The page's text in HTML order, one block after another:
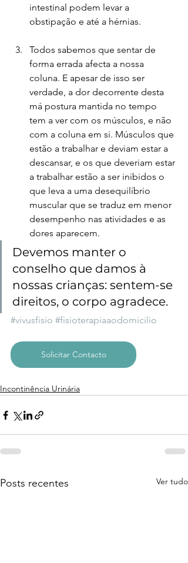
intestinal podem levar a
obstipação e até a hérnias.
Todos sabemos que sentar de
forma errada afecta a nossa
coluna. E apesar de isso ser
verdade, a dor decorrente desta
má postura mantida no tempo
tem a ver com os músculos, e não
com a coluna em si. Músculos que
estão a trabalhar e deviam estar a
descansar, e os que deveriam estar
a trabalhar estão a ser inibidos o
que leva a uma desequilíbrio
muscular que se traduz em menor
desempenho nas atividades e as
dores aparecem.
Devemos manter o
conselho que damos à
nossas crianças: sentem-se
direitos, o corpo agradece.
#vivusfisio #fisioterapiaaodomicilio
Solicitar Contacto
Incontinência Urinária
Posts recentes Ver tudo